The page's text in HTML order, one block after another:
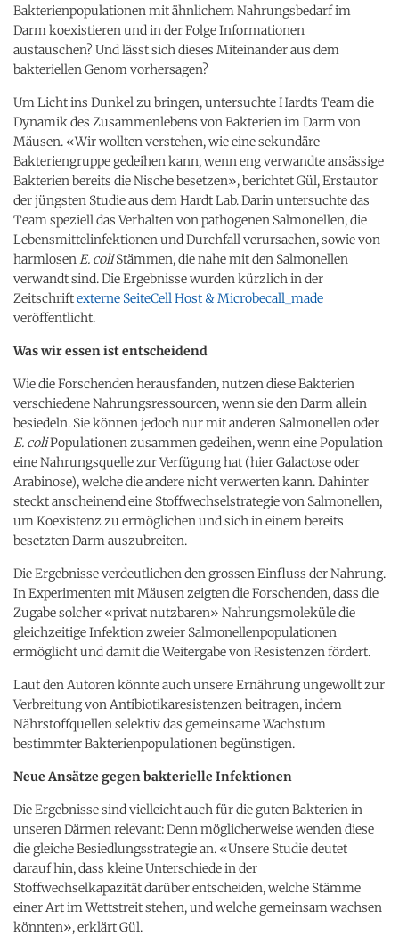
Bakterienpopulationen mit ähnlichem Nahrungsbedarf im
Darm koexistieren und in der Folge Informationen
austauschen? Und lässt sich dieses Miteinander aus dem
bakteriellen Genom vorhersagen?
Um Licht ins Dunkel zu bringen, untersuchte Hardts Team die
Dynamik des Zusammenlebens von Bakterien im Darm von
Mäusen. «Wir wollten verstehen, wie eine sekundäre
Bakteriengruppe gedeihen kann, wenn eng verwandte ansässige
Bakterien bereits die Nische besetzen», berichtet Gül, Erstautor
der jüngsten Studie aus dem Hardt Lab. Darin untersuchte das
Team speziell das Verhalten von pathogenen Salmonellen, die
Lebensmittelinfektionen und Durchfall verursachen, sowie von
harmlosen E. coliStämmen, die nahe mit den Salmonellen
verwandt sind. Die Ergebnisse wurden kürzlich in der
Zeitschriftexterne SeiteCell Host & Microbecall_made
veröffentlicht.
Was wir essen ist entscheidend
Wie die Forschenden herausfanden, nutzen diese Bakterien
verschiedene Nahrungsressourcen, wenn sie den Darm allein
besiedeln. Sie können jedoch nur mit anderen Salmonellen oder
E. coliPopulationen zusammen gedeihen, wenn eine Population
eine Nahrungsquelle zur Verfügung hat (hier Galactose oder
Arabinose), welche die andere nicht verwerten kann. Dahinter
steckt anscheinend eine Stoffwechselstrategie von Salmonellen,
um Koexistenz zu ermöglichen und sich in einem bereits
besetzten Darm auszubreiten.
Die Ergebnisse verdeutlichen den grossen Einfluss der Nahrung.
In Experimenten mit Mäusen zeigten die Forschenden, dass die
Zugabe solcher «privat nutzbaren» Nahrungsmoleküle die
gleichzeitige Infektion zweier Salmonellenpopulationen
ermöglicht und damit die Weitergabe von Resistenzen fördert.
Laut den Autoren könnte auch unsere Ernährung ungewollt zur
Verbreitung von Antibiotikaresistenzen beitragen, indem
Nährstoffquellen selektiv das gemeinsame Wachstum
bestimmter Bakterienpopulationen begünstigen.
Neue Ansätze gegen bakterielle Infektionen
Die Ergebnisse sind vielleicht auch für die guten Bakterien in
unseren Därmen relevant: Denn möglicherweise wenden diese
die gleiche Besiedlungsstrategie an. «Unsere Studie deutet
darauf hin, dass kleine Unterschiede in der
Stoffwechselkapazität darüber entscheiden, welche Stämme
einer Art im Wettstreit stehen, und welche gemeinsam wachsen
könnten», erklärt Gül.